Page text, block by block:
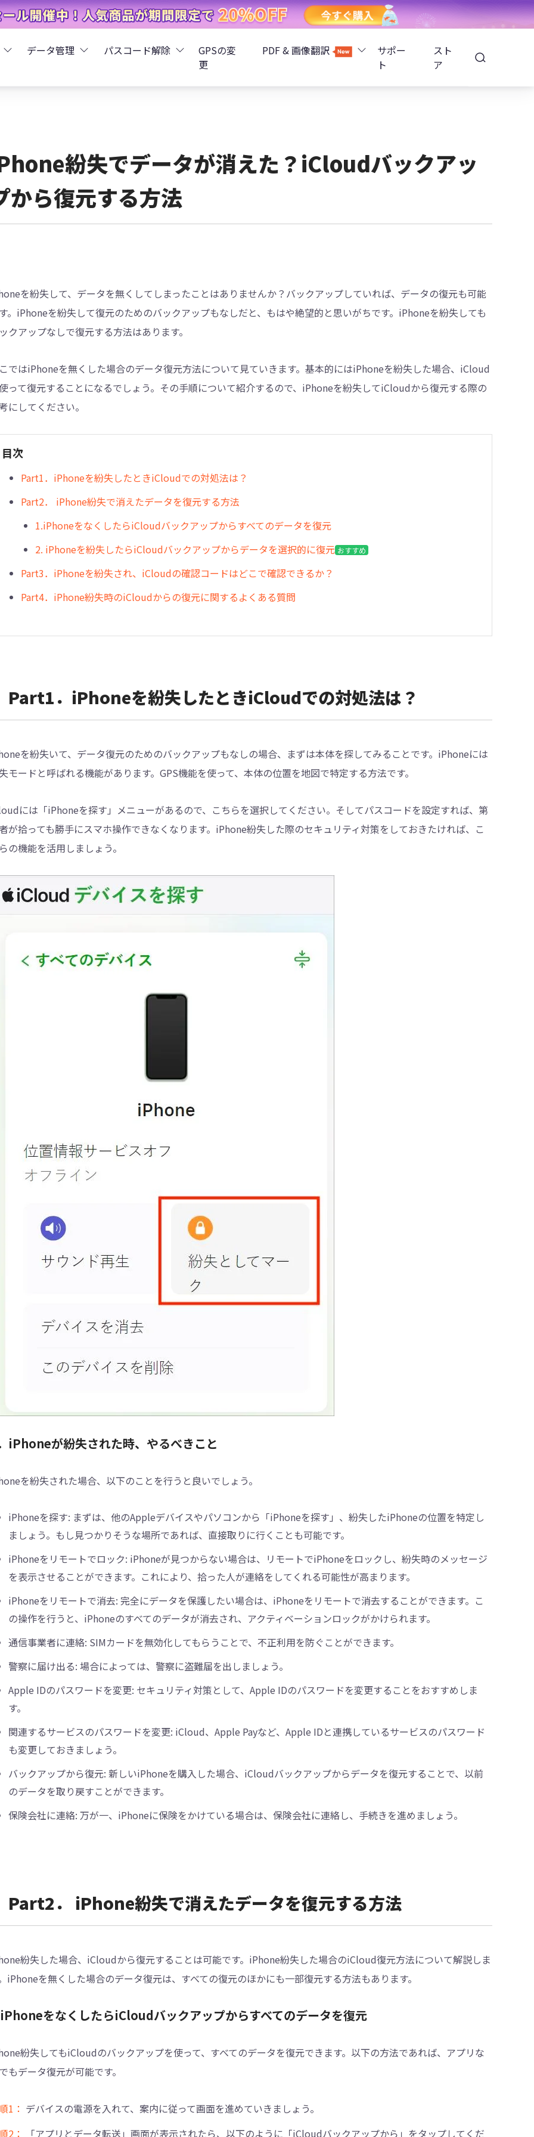
タ復元
復元
- Android不具合修復
- iTunes不具合修復
Boot Genius
データ管理
iCareFone - AndroidとiOS間でデータ転送
iCareFone - WhatsAppデータ転送
4DDiG - 重複ファイル検索・削除
Tenorshare Cleamio - Mac重複ファイル検索・削除
パスコード解除
4MeKey - アクティベーションロック解除
4uKey - iOSパスワード管理
4uKey - Android画面ロック解除
GPSの変
更
PDF & 画像翻訳
サポー
ト
スト
ア
紛失でデータが消えた？iCloudバックアッ
から復元する方法
を紛失して、データを無くしてしまったことはありませんか？バックアップしていれば、データの復元も可能
。iPhoneを紛失して復元のためのバックアップもなしだと、もはや絶望的と思いがちです。iPhoneを紛失しても
クアップなしで復元する方法はあります。
ではiPhoneを無くした場合のデータ復元方法について見ていきます。基本的にはiPhoneを紛失した場合、iCloud
って復元することになるでしょう。その手順について紹介するので、iPhoneを紛失してiCloudから復元する際の
にしてください。
目次
︎Part1．iPhoneを紛失したときiCloudでの対処法は？
Part2． iPhone紛失で消えたデータを復元する方法
1.iPhoneをなくしたらiCloudバックアップからすべてのデータを復元
2. iPhoneを紛失したらiCloudバックアップからデータを選択的に復元 おすすめ
︎Part3．iPhoneを紛失され、iCloudの確認コードはどこで確認できるか？
︎Part4．iPhone紛失時のiCloudからの復元に関するよくある質問
︎︎Part1．iPhoneを紛失したときiCloudでの対処法は？
を紛失いて、データ復元のためのバックアップもなしの場合、まずは本体を探してみることです。iPhoneには
モードと呼ばれる機能があります。GPS機能を使って、本体の位置を地図で特定する方法です。
には「iPhoneを探す」メニューがあるので、こちらを選択してください。そしてパスコードを設定すれば、第
が拾っても勝手にスマホ操作できなくなります。iPhone紛失した際のセキュリティ対策をしておきたければ、こ
の機能を活用しましょう。
iPhoneが紛失された時、やるべきこと
を紛失された場合、以下のことを行うと良いでしょう。
iPhoneを探す: まずは、他のAppleデバイスやパソコンから「iPhoneを探す」、紛失したiPhoneの位置を特定し
ましょう。もし見つかりそうな場所であれば、直接取りに行くことも可能です。
iPhoneをリモートでロック: iPhoneが見つからない場合は、リモートでiPhoneをロックし、紛失時のメッセージ
を表示させることができます。これにより、拾った人が連絡をしてくれる可能性が高まります。
iPhoneをリモートで消去: 完全にデータを保護したい場合は、iPhoneをリモートで消去することができます。こ
の操作を行うと、iPhoneのすべてのデータが消去され、アクティベーションロックがかけられます。
通信事業者に連絡: SIMカードを無効化してもらうことで、不正利用を防ぐことができます。
警察に届け出る: 場合によっては、警察に盗難届を出しましょう。
Apple IDのパスワードを変更: セキュリティ対策として、Apple IDのパスワードを変更することをおすすめしま
す。
関連するサービスのパスワードを変更: iCloud、Apple Payなど、Apple IDと連携しているサービスのパスワード
も変更しておきましょう。
バックアップから復元: 新しいiPhoneを購入した場合、iCloudバックアップからデータを復元することで、以前
のデータを取り戻すことができます。
保険会社に連絡: 万が一、iPhoneに保険をかけている場合は、保険会社に連絡し、手続きを進めましょう。
Part2． iPhone紛失で消えたデータを復元する方法
紛失した場合、iCloudから復元することは可能です。iPhone紛失した場合のiCloud復元方法について解説しま
iPhoneを無くした場合のデータ復元は、すべての復元のほかにも一部復元する方法もあります。
をなくしたらiCloudバックアップからすべてのデータを復元
紛失してもiCloudのバックアップを使って、すべてのデータを復元できます。以下の方法であれば、アプリな
もデータ復元が可能です。
1： デバイスの電源を入れて、案内に従って画面を進めていきましょう。
2：
「アプリとデータ転送」画面が表示されたら、以下のように「iCloudバックアップから」をタップしてくだ